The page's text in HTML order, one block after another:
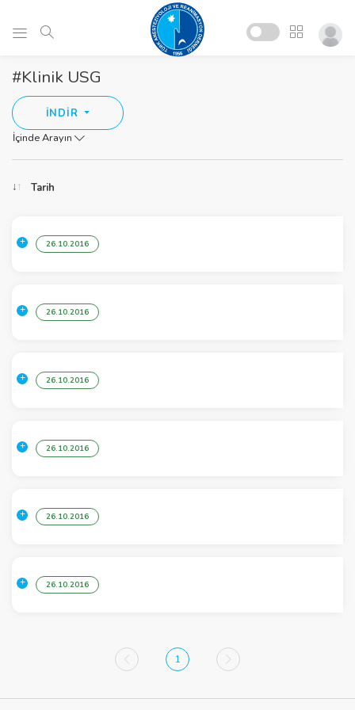
#Klinik USG
İNDİR
İçinde Arayın
Tarih
26.10.2016
26.10.2016
26.10.2016
26.10.2016
26.10.2016
26.10.2016
1